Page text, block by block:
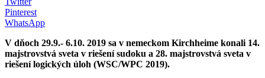
Pinterest
WhatsApp
V dňoch 29.9.- 6.10. 2019 sa v nemeckom Kirchheime konali 14.
majstrovstvá sveta v riešení sudoku a 28. majstrovstvá sveta v
riešení logických úloh (WSC/WPC 2019).